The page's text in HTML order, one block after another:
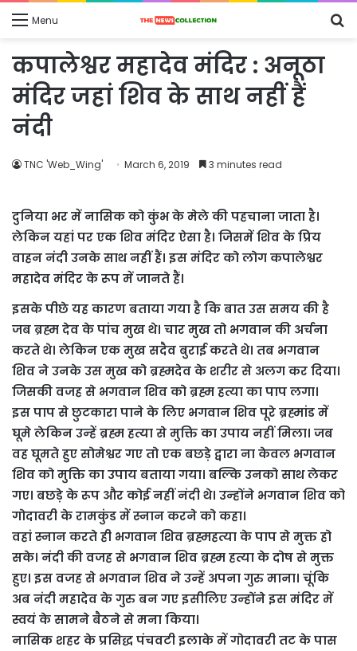
Menu
कपालेश्वर महादेव मंदिर : अनूठा
मंदिर जहां शिव के साथ नहीं हैं
नंदी
TNC 'Web_Wing' March 6, 2019 3 minutes read
दुनिया भर में नासिक को कुंभ के मेले की पहचाना जाता है।
लेकिन यहां पर एक शिव मंदिर ऐसा है। जिसमें शिव के प्रिय
वाहन नंदी उनके साथ नहीं हैं। इस मंदिर को लोग कपालेश्वर
महादेव मंदिर के रूप में जानते हैं।
इसके पीछे यह कारण बताया गया है कि बात उस समय की है
जब ब्रह्म देव के पांच मुख थे। चार मुख तो भगवान की अर्चना
करते थे। लेकिन एक मुख सदैव बुराई करते थे। तब भगवान
शिव ने उनके उस मुख को ब्रह्मदेव के शरीर से अलग कर दिया।
जिसकी वजह से भगवान शिव को ब्रह्म हत्या का पाप लगा।
इस पाप से छुटकारा पाने के लिए भगवान शिव पूरे ब्रह्मांड में
घूमे लेकिन उन्हें ब्रह्म हत्या से मुक्ति का उपाय नहीं मिला। जब
वह घूमते हुए सोमेश्वर गए तो एक बछड़े द्वारा ना केवल भगवान
शिव को मुक्ति का उपाय बताया गया। बल्कि उनको साथ लेकर
गए। बछड़े के रूप और कोई नहीं नंदी थे। उन्होंने भगवान शिव को
गोदावरी के रामकुंड में स्नान करने को कहा।
वहां स्नान करते ही भगवान शिव ब्रह्महत्या के पाप से मुक्त हो
सके। नंदी की वजह से भगवान शिव ब्रह्म हत्या के दोष से मुक्त
हुए। इस वजह से भगवान शिव ने उन्हें अपना गुरु माना। चूंकि
अब नंदी महादेव के गुरु बन गए इसीलिए उन्होंने इस मंदिर में
स्वयं के सामने बैठने से मना किया।
नासिक शहर के प्रसिद्ध पंचवटी इलाके में गोदावरी तट के पास